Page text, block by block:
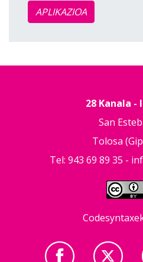
APLIKAZIOA
28 Kanala -
San
Tolosa
Tel: 943 69 89 35 -